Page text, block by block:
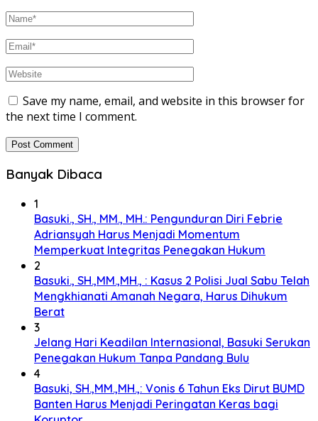
Save my name, email, and website in this browser for
the next time I comment.
Banyak Dibaca
1
Basuki., SH., MM., MH.: Pengunduran Diri Febrie
Adriansyah Harus Menjadi Momentum
Memperkuat Integritas Penegakan Hukum
2
Basuki., SH.,MM.,MH., : Kasus 2 Polisi Jual Sabu Telah
Mengkhianati Amanah Negara, Harus Dihukum
Berat
3
Jelang Hari Keadilan Internasional, Basuki Serukan
Penegakan Hukum Tanpa Pandang Bulu
4
Basuki, SH.,MM.,MH.,: Vonis 6 Tahun Eks Dirut BUMD
Banten Harus Menjadi Peringatan Keras bagi